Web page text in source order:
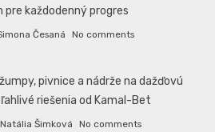
pre každodenný progres
Česaná No comments
pivnice a nádrže na dažďovú
riešenia od Kamal-Bet
Natália Šimková No comments